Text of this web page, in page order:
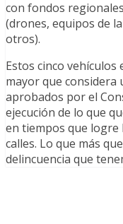
con fondos
(drones, equipos de
otros).
Estos cinco
mayor que considera
aprobados por el
ejecución de lo que
en tiempos que logre
calles. Lo que más
delincuencia que